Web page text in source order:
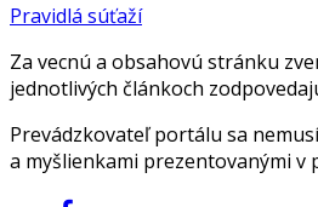
Pravidlá súťaží
Za vecnú a obsahovú stránku
jednotlivých článkoch
Prevádzkovateľ portálu sa
a myšlienkami prezentovanými v